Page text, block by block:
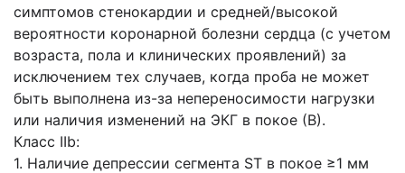
симптомов стенокардии и средней/высокой
вероятности коронарной болезни сердца (с учетом
возраста, пола и клинических проявлений) за
исключением тех случаев, когда проба не может
быть выполнена из-за непереносимости нагрузки
или наличия изменений на ЭКГ в покое (В).
Класс IIb:
1. Наличие депрессии сегмента ST в покое ≥1 мм